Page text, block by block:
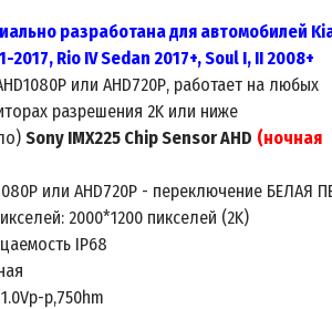
разработана для автомобилей
2017, Rio IV Sedan 2017+, Soul I, II 2008+
1080P или AHD720P, работает на любых
разрешения 2K или ниже
Sony IMX225 Chip Sensor AHD (ночная
или AHD720P - переключение БЕЛАЯ
2000*1200 пикселей (2K)
IP68
p,750hm